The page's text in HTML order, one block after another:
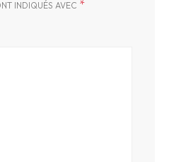
INDIQUÉS AVEC *